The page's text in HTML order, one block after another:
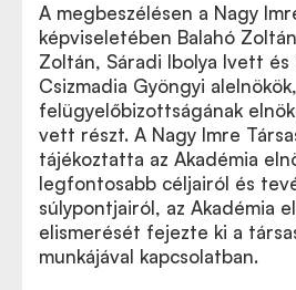
A megbeszélésen a Nagy
képviseletében Balahó
Zoltán, Sáradi Ibolya Ivett és
Csizmadia Gyöngyi
felügyelőbizottságának
vett részt. A Nagy Imre
tájékoztatta az Akadémia
legfontosabb céljairól és
súlypontjairól, az Akadémia
elismerését fejezte ki a
munkájával kapcsolatban.